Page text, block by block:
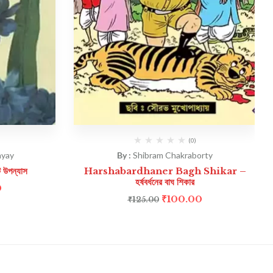
(0)
By : Shibram Chakraborty
Harshabardhaner Bagh Shikar –
হর্ষবর্ধনের বাঘ শিকার
₹125.00 ₹100.00